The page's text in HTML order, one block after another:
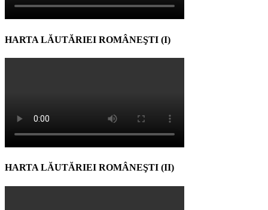
HARTA LĂUTĂRIEI ROMÂNEŞTI (I)
HARTA LĂUTĂRIEI ROMÂNEŞTI (II)